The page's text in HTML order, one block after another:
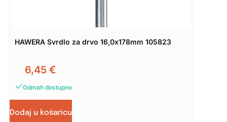
HAWERA Svrdlo za drvo 16,0x178mm 105823
6,45 €
Odmah dostupno
Dodaj u košaricu